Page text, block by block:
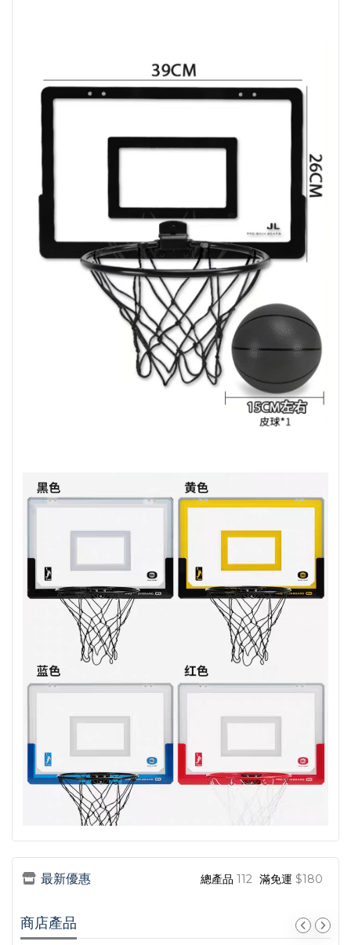
最新優惠 總產品 112 滿免運 $180
商店產品